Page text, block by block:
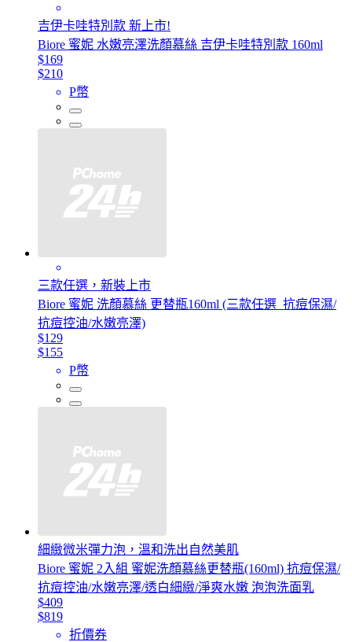
吉伊卡哇特別款 新上市!
Biore 蜜妮 水嫩亮澤洗顏慕絲 吉伊卡哇特別款 160ml
$169
$210
P幣
三款任選，新裝上市
Biore 蜜妮 洗顏慕絲 更替瓶160ml (三款任選_抗痘保濕/
抗痘控油/水嫩亮澤)
$129
$155
P幣
細緻微米彈力泡，溫和洗出自然美肌
Biore 蜜妮 2入組 蜜妮洗顏慕絲更替瓶(160ml) 抗痘保濕/
抗痘控油/水嫩亮澤/透白細緻/淨爽水嫩 泡泡洗面乳
$409
$819
折價券